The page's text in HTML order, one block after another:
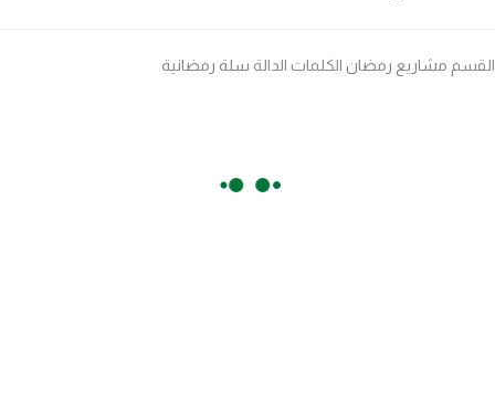
القسم مشاريع رمضان الكلمات الدالة سلة رمضانية